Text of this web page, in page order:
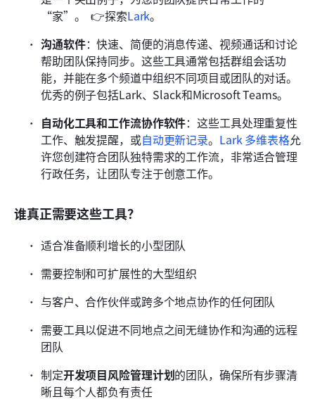
“家”。  👉探索Lark。
沟通软件：快速、简便的消息传递、视频通话和讨论
帮助团队保持同步。这些工具通常包括群组会话功
能，并能在多个频道中组织不同项目或团队的对话。
优秀的例子包括Lark、Slack和Microsoft Teams。
自动化工具和工作流协作软件：这些工具处理重复性
工作、触发提醒，或自动更新记录。 Lark 多维表格允
许您创建符合团队独特需求的工作流，非常适合管理
行政任务，让团队专注于创意工作。
谁真正需要这些工具？
适合准备顺利增长的小型团队
需要控制和可扩展性的大型组织
与客户、合作伙伴或跨多个地点协作的任何团队
需要工具以促进不同地点之间无缝协作和沟通的远程
团队
制定开发项目风险管理计划的团队，确保所有步骤清
晰且每个人都负有责任